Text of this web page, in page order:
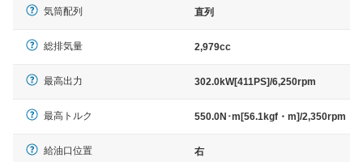
気筒配列 直列
総排気量 2,979cc
最高出力 302.0kW[411PS]/6,250rpm
最高トルク 550.0N･m[56.1kgf・m]/2,350rpm
給油口位置 右